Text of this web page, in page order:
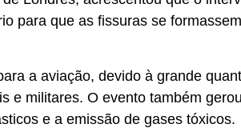
para que as fissuras se
a aviação, devido à grande
e militares. O evento também gerou
e a emissão de gases tóxicos.